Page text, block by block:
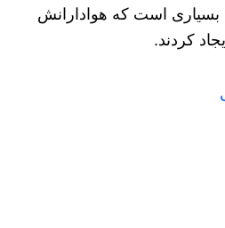
بسیاری است که هوادارانش
کردند.